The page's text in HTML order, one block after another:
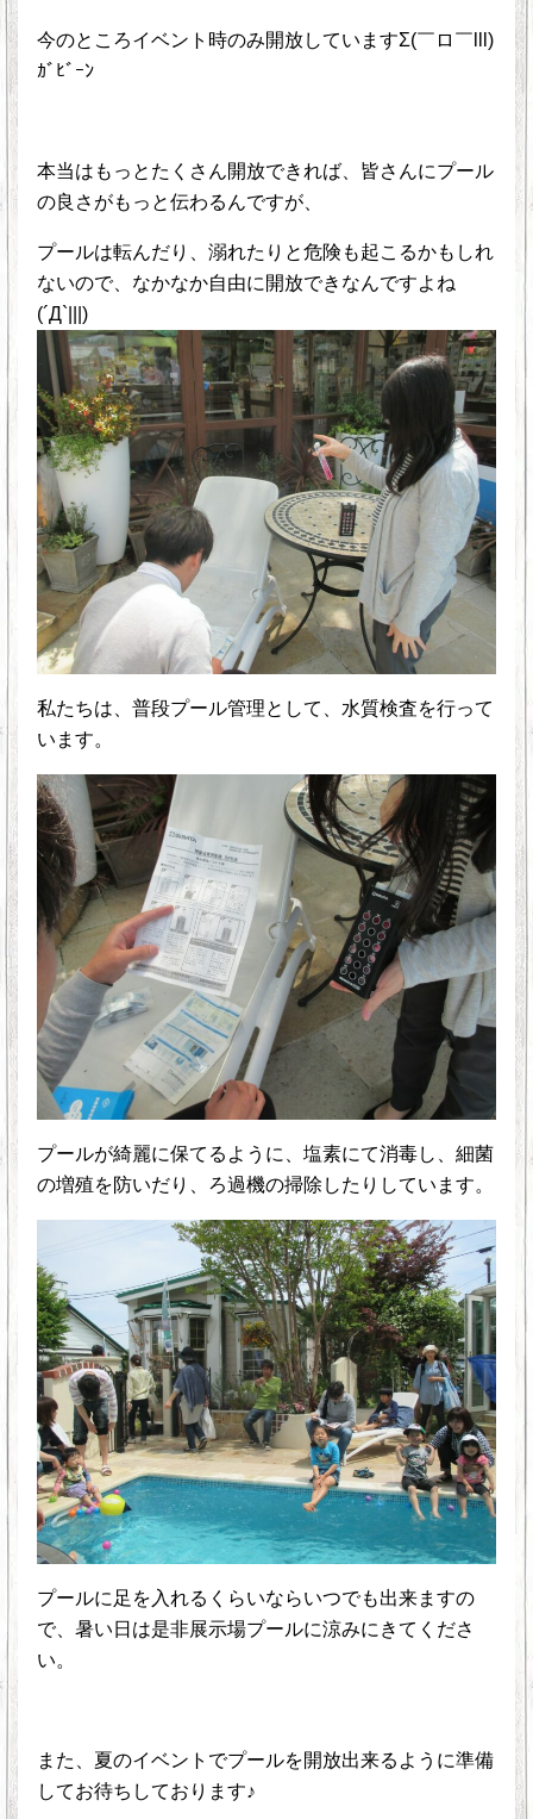
今のところイベント時のみ開放していますΣ(￣ロ￣lll)
ｶﾞﾋﾞｰﾝ
本当はもっとたくさん開放できれば、皆さんにプール
の良さがもっと伝わるんですが、
プールは転んだり、溺れたりと危険も起こるかもしれ
ないので、なかなか自由に開放できなんですよね
(´Д`|||)
私たちは、普段プール管理として、水質検査を行って
います。
プールが綺麗に保てるように、塩素にて消毒し、細菌
の増殖を防いだり、ろ過機の掃除したりしています。
プールに足を入れるくらいならいつでも出来ますの
で、暑い日は是非展示場プールに涼みにきてくださ
い。
また、夏のイベントでプールを開放出来るように準備
してお待ちしております♪